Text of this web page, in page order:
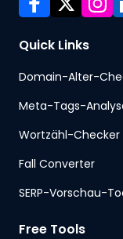
Quick Links
Domain-Alter-
Meta-Tags-
Wortzähl-Checker
Fall Converter
SERP-Vorschau-
Free Tools